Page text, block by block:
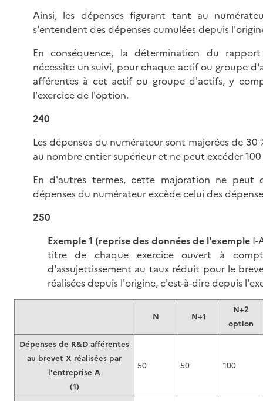
Ainsi, les dépenses figurant tant au
s'entendent des dépenses cumulées depuis
En conséquence, la détermination du
nécessite un suivi, pour chaque actif ou groupe
afférentes à cet actif ou groupe d'actifs, y
l'exercice de l'option.
240
Les dépenses du numérateur sont majorées de
au nombre entier supérieur et ne peut excéder 100
En d'autres termes, cette majoration ne
dépenses du numérateur excède celui des
250
Exemple 1 (reprise des données de l'exemple I-
titre de chaque exercice ouvert à
d'assujettissement au taux réduit pour le
réalisées depuis l'origine, c'est-à-dire depuis
N N+1
N+2
option
Dépenses de R&D afférentes
au brevet X réalisées par
l'entreprise A
(1)
50 50 100